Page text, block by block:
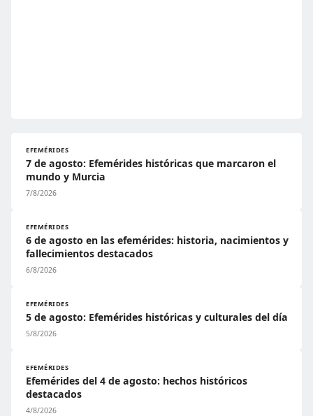
EFEMÉRIDES
7 de agosto: Efemérides históricas que marcaron el
mundo y Murcia
7/8/2026
EFEMÉRIDES
6 de agosto en las efemérides: historia, nacimientos y
fallecimientos destacados
6/8/2026
EFEMÉRIDES
5 de agosto: Efemérides históricas y culturales del día
5/8/2026
EFEMÉRIDES
Efemérides del 4 de agosto: hechos históricos
destacados
4/8/2026